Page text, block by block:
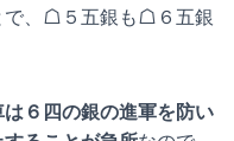
で、☖５五銀も☖６五銀
６四の銀の進軍を防い